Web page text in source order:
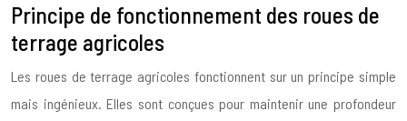
Principe de fonctionnement des roues de
terrage agricoles
Les roues de terrage agricoles fonctionnent sur un principe simple
mais ingénieux. Elles sont conçues pour maintenir une profondeur